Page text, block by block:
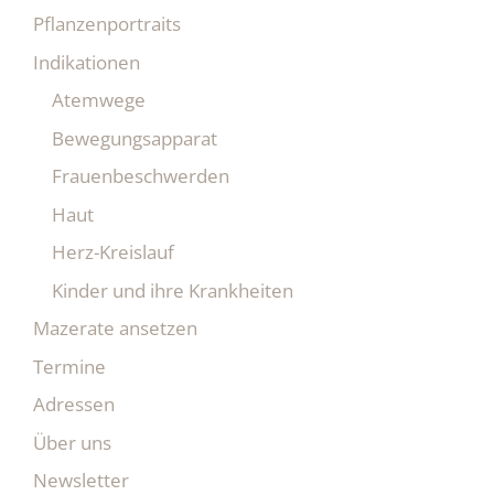
Pflanzenportraits
Indikationen
Atemwege
Bewegungsapparat
Frauenbeschwerden
Haut
Herz-Kreislauf
Kinder und ihre Krankheiten
Mazerate ansetzen
Termine
Adressen
Über uns
Newsletter